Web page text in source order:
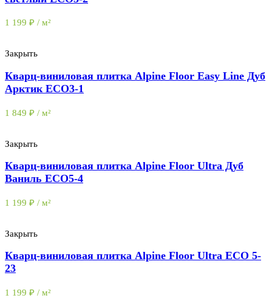
1 199 ₽ / м²
Закрыть
Кварц-виниловая плитка Alpine Floor Easy Line Дуб
Арктик ЕСО3-1
1 849 ₽ / м²
Закрыть
Кварц-виниловая плитка Alpine Floor Ultra Дуб
Ваниль ЕСО5-4
1 199 ₽ / м²
Закрыть
Кварц-виниловая плитка Alpine Floor Ultra ECO 5-
23
1 199 ₽ / м²